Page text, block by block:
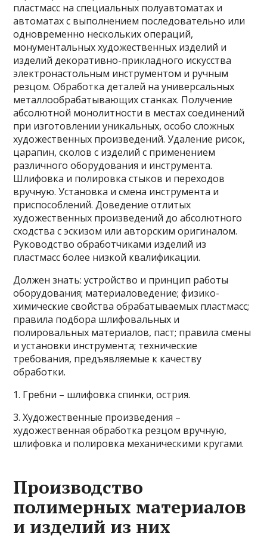
пластмасс на специальных полуавтоматах и
автоматах с выполнением последовательно или
одновременно нескольких операций,
монументальных художественных изделий и
изделий декоративно-прикладного искусства
электронастольным инструментом и ручным
резцом. Обработка деталей на универсальных
металлообрабатывающих станках. Получение
абсолютной монолитности в местах соединений
при изготовлении уникальных, особо сложных
художественных произведений. Удаление рисок,
царапин, сколов с изделий с применением
различного оборудования и инструмента.
Шлифовка и полировка стыков и переходов
вручную. Установка и смена инструмента и
приспособлений. Доведение отлитых
художественных произведений до абсолютного
сходства с эскизом или авторским оригиналом.
Руководство обработчиками изделий из
пластмасс более низкой квалификации.
Должен знать: устройство и принцип работы
оборудования; материаловедение; физико-
химические свойства обрабатываемых пластмасс;
правила подбора шлифовальных и
полировальных материалов, паст; правила смены
и установки инструмента; технические
требования, предъявляемые к качеству
обработки.
1. Гребни – шлифовка спинки, острия.
3. Художественные произведения –
художественная обработка резцом вручную,
шлифовка и полировка механическими кругами.
Производство
полимерных материалов
и изделий из них